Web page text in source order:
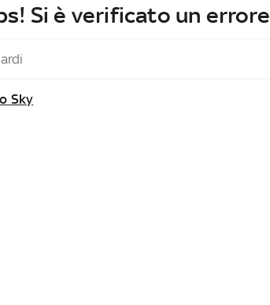
Si è verificato un errore
Sky